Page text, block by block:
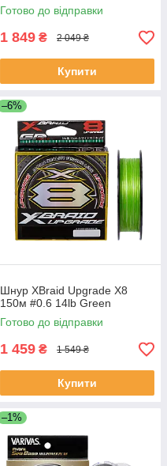
Готово до відправки
1 849 ₴ 2 049 ₴
Купити
–6%
Шнур XBraid Upgrade X8
150м #0.6 14lb Green
Готово до відправки
1 459 ₴ 1 549 ₴
Купити
–1%